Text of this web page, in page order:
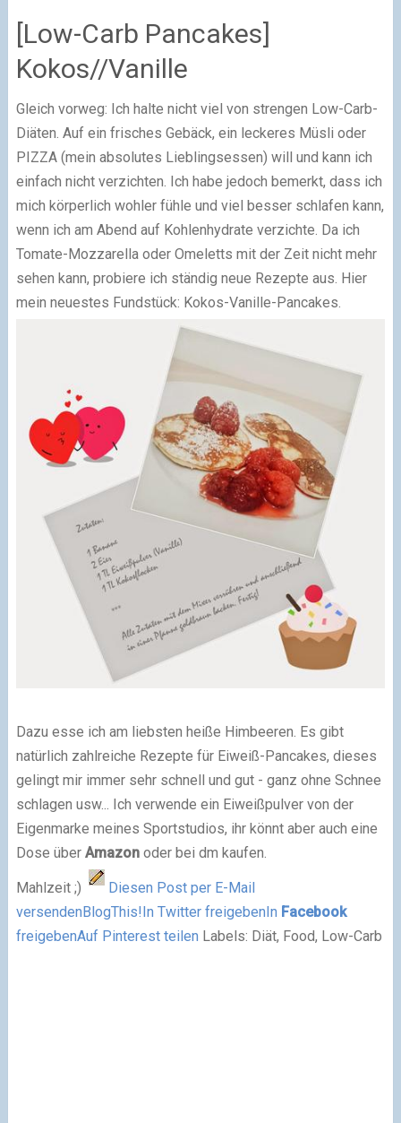
[Low-Carb Pancakes]
Kokos//Vanille
Gleich vorweg: Ich halte nicht viel von strengen Low-Carb-
Diäten. Auf ein frisches Gebäck, ein leckeres Müsli oder
PIZZA (mein absolutes Lieblingsessen) will und kann ich
einfach nicht verzichten. Ich habe jedoch bemerkt, dass ich
mich körperlich wohler fühle und viel besser schlafen kann,
wenn ich am Abend auf Kohlenhydrate verzichte. Da ich
Tomate-Mozzarella oder Omeletts mit der Zeit nicht mehr
sehen kann, probiere ich ständig neue Rezepte aus. Hier
mein neuestes Fundstück: Kokos-Vanille-Pancakes.
Dazu esse ich am liebsten heiße Himbeeren. Es gibt
natürlich zahlreiche Rezepte für Eiweiß-Pancakes, dieses
gelingt mir immer sehr schnell und gut - ganz ohne Schnee
schlagen usw... Ich verwende ein Eiweißpulver von der
Eigenmarke meines Sportstudios, ihr könnt aber auch eine
Dose über Amazonoder bei dm kaufen.
Mahlzeit ;)
Diesen Post per E-Mail
versenden BlogThis! In Twitter freigeben In Facebook
freigebenAuf Pinterest teilen Labels: Diät, Food, Low-Carb